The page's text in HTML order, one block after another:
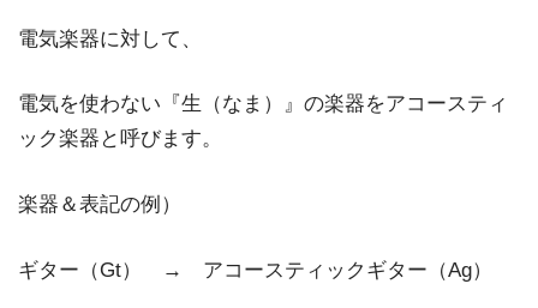
電気楽器に対して、
電気を使わない『生（なま）』の楽器をアコースティ
ック楽器と呼びます。
楽器＆表記の例）
ギター（Gt） → アコースティックギター（Ag）